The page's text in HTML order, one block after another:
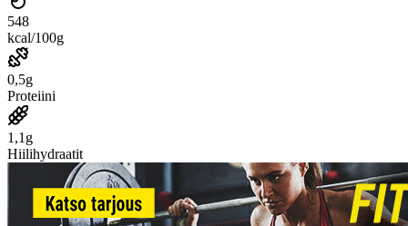
548
kcal/100g
0,5g
Proteiini
1,1g
Hiilihydraatit